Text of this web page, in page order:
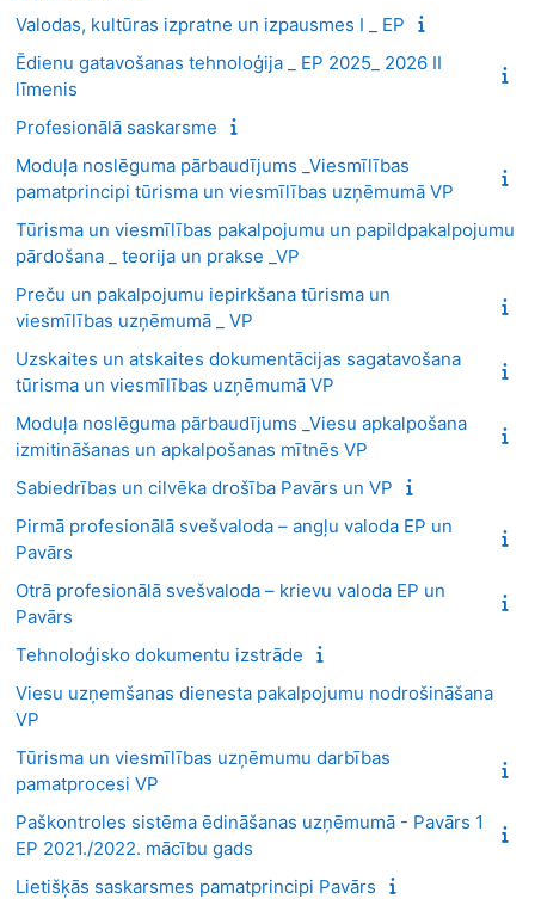
Valodas, kultūras izpratne un izpausmes I _ EP
Ēdienu gatavošanas tehnoloģija _ EP 2025_ 2026 II
līmenis
Profesionālā saskarsme
Moduļa noslēguma pārbaudījums _Viesmīlības
pamatprincipi tūrisma un viesmīlības uzņēmumā VP
Tūrisma un viesmīlības pakalpojumu un papildpakalpojumu
pārdošana _ teorija un prakse _VP
Preču un pakalpojumu iepirkšana tūrisma un
viesmīlības uzņēmumā _ VP
Uzskaites un atskaites dokumentācijas sagatavošana
tūrisma un viesmīlības uzņēmumā VP
Moduļa noslēguma pārbaudījums _Viesu apkalpošana
izmitināšanas un apkalpošanas mītnēs VP
Sabiedrības un cilvēka drošība Pavārs un VP
Pirmā profesionālā svešvaloda – angļu valoda EP un
Pavārs
Otrā profesionālā svešvaloda – krievu valoda EP un
Pavārs
Tehnoloģisko dokumentu izstrāde
Viesu uzņemšanas dienesta pakalpojumu nodrošināšana
VP
Tūrisma un viesmīlības uzņēmumu darbības
pamatprocesi VP
Paškontroles sistēma ēdināšanas uzņēmumā - Pavārs 1
EP 2021./2022. mācību gads
Lietišķās saskarsmes pamatprincipi Pavārs